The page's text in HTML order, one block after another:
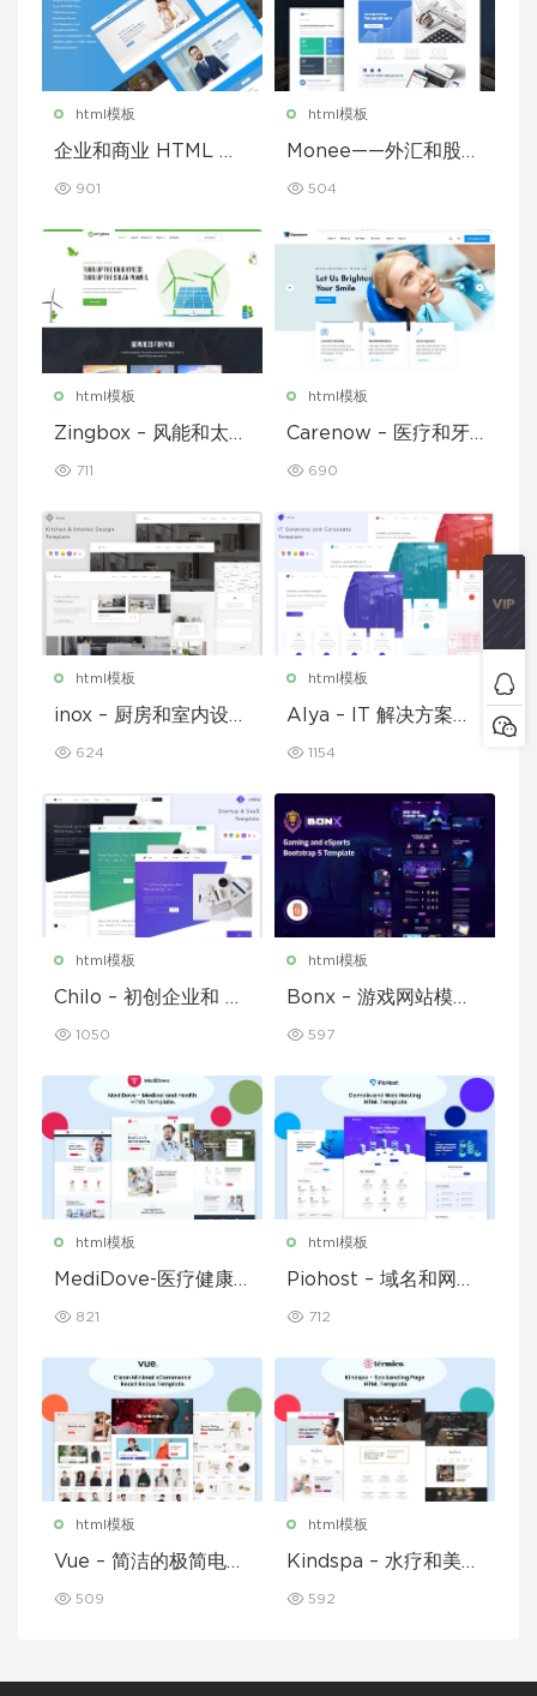
html模板
企业和商业 HTML 模
901
html模板
Monee——外汇和股票
504
html模板
Zingbox – 风能和太阳
711
html模板
Carenow – 医疗和牙
690
html模板
inox – 厨房和室内设计
624
html模板
Alya – IT 解决方案和
1154
html模板
Chilo – 初创企业和 Sa
1050
html模板
Bonx – 游戏网站模板
597
html模板
MediDove-医疗健康H
821
html模板
Piohost – 域名和网站
712
html模板
Vue – 简洁的极简电子
板
509
html模板
Kindspa – 水疗和美容
592